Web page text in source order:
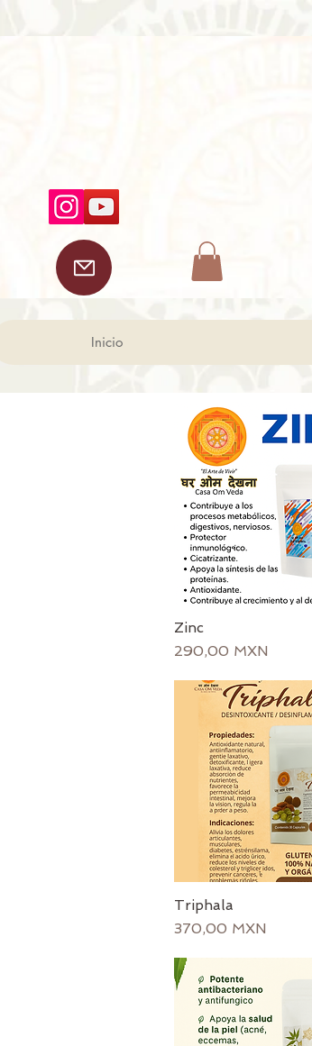
Inicio
Zinc
Precio
290,00 MXN
Triphala
Precio
370,00 MXN